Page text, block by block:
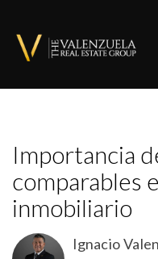
Importancia
comparables
inmobiliario
Ignacio